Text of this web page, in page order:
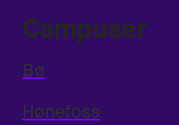
Campuser
Bø
Hønefoss